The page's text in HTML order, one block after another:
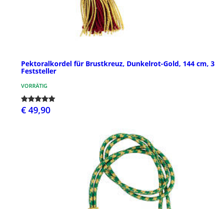
Pektoralkordel für Brustkreuz, Dunkelrot-Gold, 144 cm, 3
Feststeller
VORRÄTIG
€ 49,90